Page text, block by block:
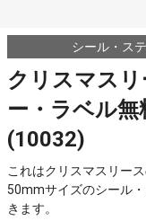
シール・ス
クリスマス
ー・ラベル
(10032)
これはクリスマスリー
50mmサイズのシール
きます。